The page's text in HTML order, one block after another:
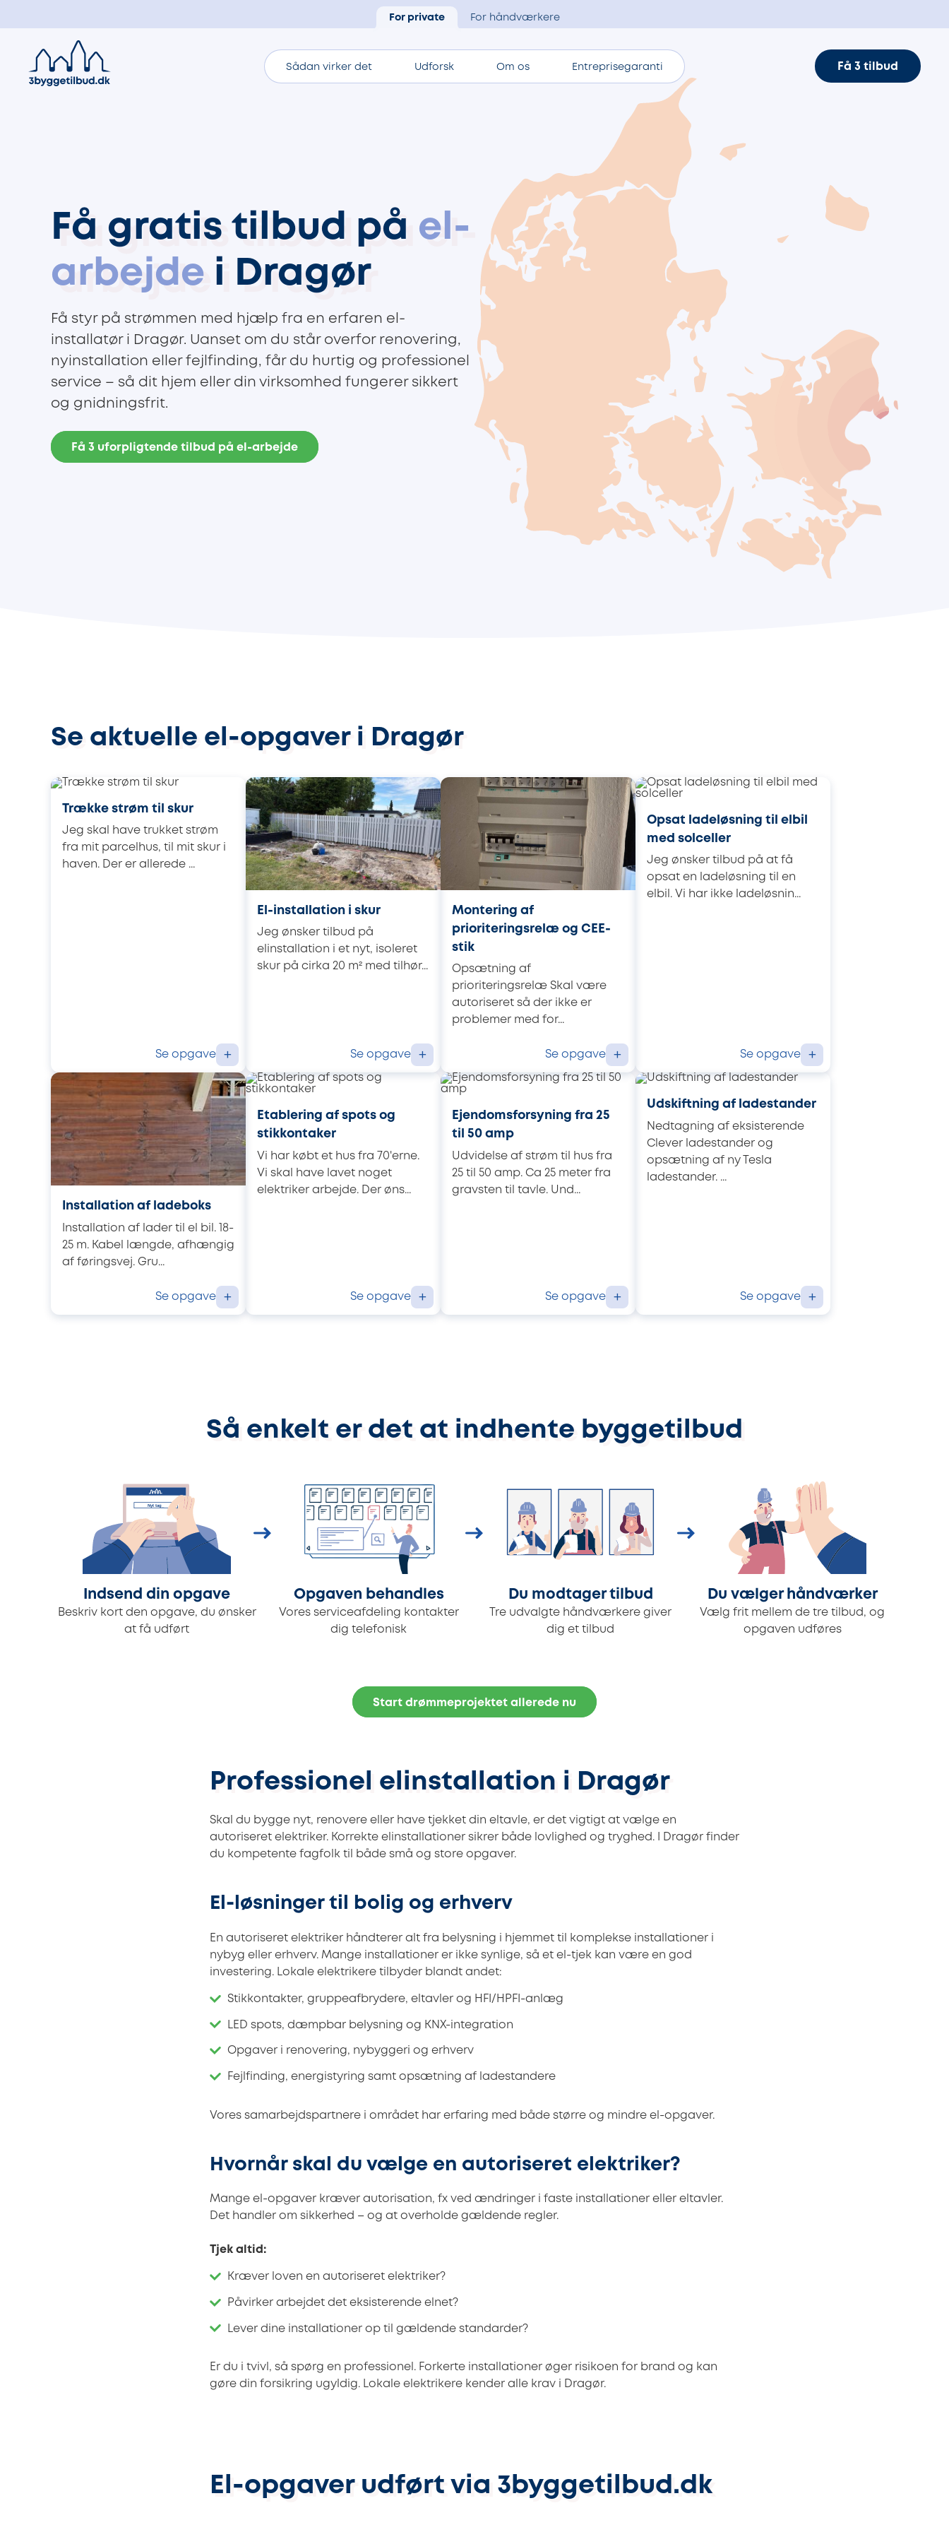
For private For håndværkere
Sådan virker det Udforsk Om os Entreprisegaranti Få 3 tilbud
Få gratis tilbud på el-
arbejde i Dragør
Få styr på strømmen med hjælp fra en erfaren el-
installatør i Dragør. Uanset om du står overfor renovering,
nyinstallation eller fejlfinding, får du hurtig og professionel
service – så dit hjem eller din virksomhed fungerer sikkert
og gnidningsfrit.
Få 3 uforpligtende tilbud på el-arbejde
Se aktuelle el-opgaver i Dragør
Trække strøm til skur
Jeg skal have trukket strøm
fra mit parcelhus, til mit skur i
haven. Der er allerede ...
Se opgave +
El-installation i skur
Jeg ønsker tilbud på
elinstallation i et nyt, isoleret
skur på cirka 20 m² med tilhør...
Se opgave +
Montering af
prioriteringsrelæ og CEE-
stik
Opsætning af
prioriteringsrelæ Skal være
autoriseret så der ikke er
problemer med for...
Se opgave +
Opsat ladeløsning til elbil
med solceller
Jeg ønsker tilbud på at få
opsat en ladeløsning til en
elbil. Vi har ikke ladeløsnin...
Se opgave +
Installation af ladeboks
Installation af lader til el bil. 18-
25 m. Kabel længde, afhængig
af føringsvej. Gru...
Se opgave +
Etablering af spots og
stikkontaker
Vi har købt et hus fra 70'erne.
Vi skal have lavet noget
elektriker arbejde. Der øns...
Se opgave +
Ejendomsforsyning fra 25
til 50 amp
Udvidelse af strøm til hus fra
25 til 50 amp. Ca 25 meter fra
gravsten til tavle. Und...
Se opgave +
Udskiftning af ladestander
Nedtagning af eksisterende
Clever ladestander og
opsætning af ny Tesla
ladestander. ...
Se opgave +
Så enkelt er det at indhente byggetilbud
Indsend din opgave
Beskriv kort den opgave, du ønsker
at få udført
Opgaven behandles
Vores serviceafdeling kontakter
dig telefonisk
Du modtager tilbud
Tre udvalgte håndværkere giver
dig et tilbud
Du vælger håndværker
Vælg frit mellem de tre tilbud, og
opgaven udføres
Start drømmeprojektet allerede nu
Professionel elinstallation i Dragør
Skal du bygge nyt, renovere eller have tjekket din eltavle, er det vigtigt at vælge en
autoriseret elektriker. Korrekte elinstallationer sikrer både lovlighed og tryghed. I Dragør finder
du kompetente fagfolk til både små og store opgaver.
El-løsninger til bolig og erhverv
En autoriseret elektriker håndterer alt fra belysning i hjemmet til komplekse installationer i
nybyg eller erhverv. Mange installationer er ikke synlige, så et el-tjek kan være en god
investering. Lokale elektrikere tilbyder blandt andet:
Stikkontakter, gruppeafbrydere, eltavler og HFI/HPFI-anlæg
LED spots, dæmpbar belysning og KNX-integration
Opgaver i renovering, nybyggeri og erhverv
Fejlfinding, energistyring samt opsætning af ladestandere
Vores samarbejdspartnere i området har erfaring med både større og mindre el-opgaver.
Hvornår skal du vælge en autoriseret elektriker?
Mange el-opgaver kræver autorisation, fx ved ændringer i faste installationer eller eltavler.
Det handler om sikkerhed – og at overholde gældende regler.
Tjek altid:
Kræver loven en autoriseret elektriker?
Påvirker arbejdet det eksisterende elnet?
Lever dine installationer op til gældende standarder?
Er du i tvivl, så spørg en professionel. Forkerte installationer øger risikoen for brand og kan
gøre din forsikring ugyldig. Lokale elektrikere kender alle krav i Dragør.
El-opgaver udført via 3byggetilbud.dk